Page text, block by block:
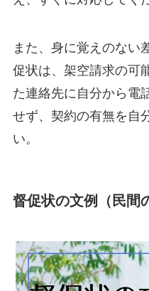
また、身に覚えのない
促状は、架空請求の可
た連絡先に自分から電
せず、契約の有無を自
い。
督促状の文例（民間